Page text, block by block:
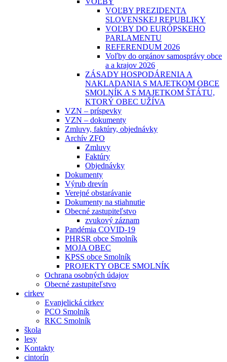
VOĽBY PREZIDENTA
SLOVENSKEJ REPUBLIKY
VOĽBY DO EURÓPSKEHO
PARLAMENTU
REFERENDUM 2026
Voľby do orgánov samosprávy obce
a a krajov 2026
ZÁSADY HOSPODÁRENIA A
NAKLADANIA S MAJETKOM OBCE
SMOLNÍK A S MAJETKOM ŠTÁTU,
KTORÝ OBEC UŽÍVA
VZN – príspevky
VZN – dokumenty
Zmluvy, faktúry, objednávky
Archív ZFO
Zmluvy
Faktúry
Objednávky
Dokumenty
Výrub drevín
Verejné obstarávanie
Dokumenty na stiahnutie
Obecné zastupiteľstvo
zvukový záznam
Pandémia COVID-19
PHRSR obce Smolník
MOJA OBEC
KPSS obce Smolník
PROJEKTY OBCE SMOLNÍK
Ochrana osobných údajov
Obecné zastupiteľstvo
cirkev
Evanjelická cirkev
PCO Smolník
RKC Smolník
škola
lesy
Kontakty
cintorín